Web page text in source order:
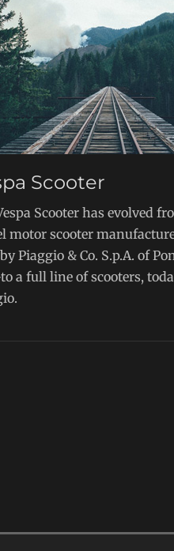
Scooter
Scooter has evolved
motor scooter
Piaggio & Co. S.p.A. of
a full line of scooters,